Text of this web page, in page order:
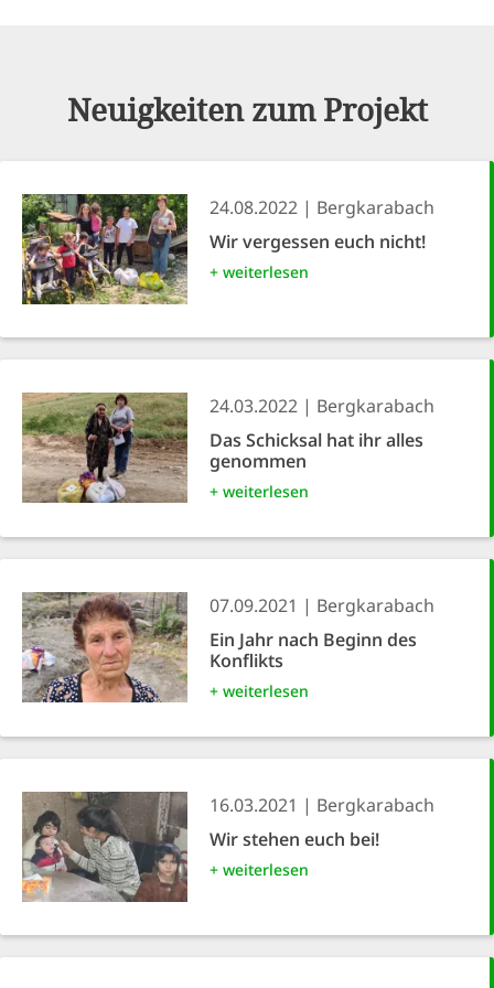
Neuigkeiten zum Projekt
24.08.2022
Bergkarabach
Wir vergessen euch nicht!
+ weiterlesen
24.03.2022
Bergkarabach
Das Schicksal hat ihr alles
genommen
+ weiterlesen
07.09.2021
Bergkarabach
Ein Jahr nach Beginn des
Konflikts
+ weiterlesen
16.03.2021
Bergkarabach
Wir stehen euch bei!
+ weiterlesen